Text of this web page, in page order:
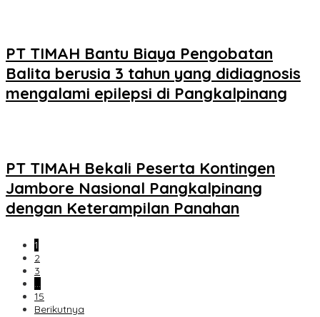
PT TIMAH Bantu Biaya Pengobatan
Balita berusia 3 tahun yang didiagnosis
mengalami epilepsi di Pangkalpinang
PT TIMAH Bekali Peserta Kontingen
Jambore Nasional Pangkalpinang
dengan Keterampilan Panahan
1
2
3
…
15
Berikutnya